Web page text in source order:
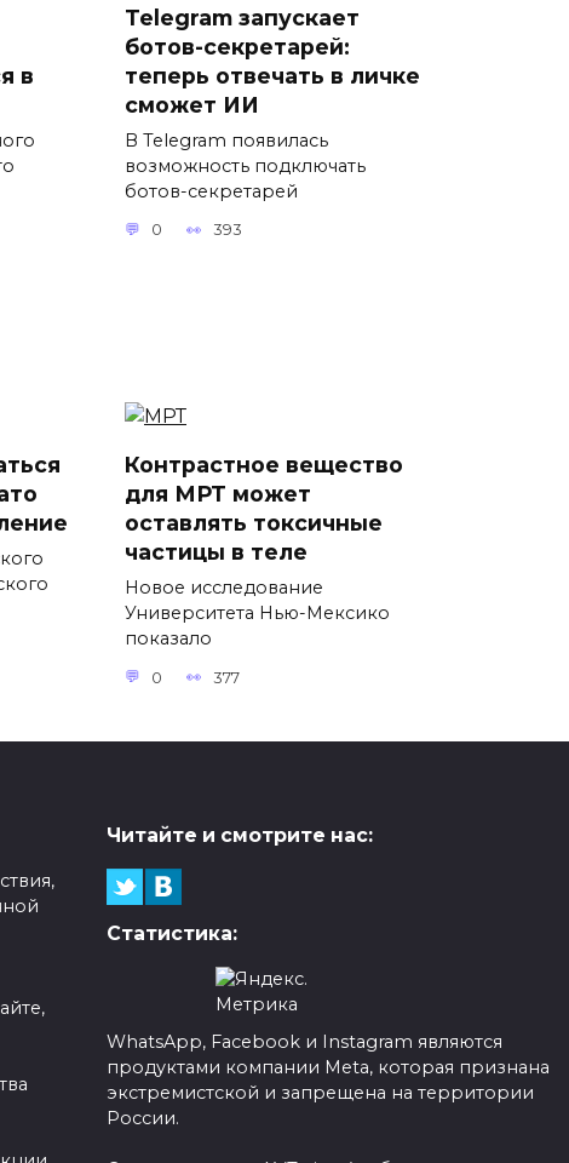
в
Telegram запускает
ботов-секретарей:
теперь отвечать в личке
сможет ИИ
В Telegram появилась
возможность подключать
ботов-секретарей
0 393
Контрастное вещество
для МРТ может
оставлять токсичные
частицы в теле
Новое исследование
Университета Нью-Мексико
показало
0 377
Читайте и смотрите нас:
Статистика:
WhatsApp, Facebook и Instagram являются
продуктами компании Meta, которая признана
экстремистской и запрещена на территории
России.